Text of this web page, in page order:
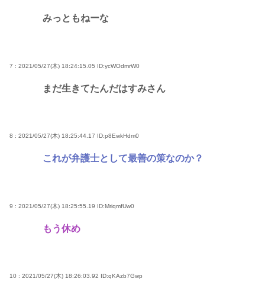
みっともねーな
7 : 2021/05/27(木) 18:24:15.05 ID:ycWOdmrW0
まだ生きてたんだはすみさん
8 : 2021/05/27(木) 18:25:44.17 ID:p8EwkHdm0
これが弁護士として最善の策なのか？
9 : 2021/05/27(木) 18:25:55.19 ID:MriqmfUw0
もう休め
10 : 2021/05/27(木) 18:26:03.92 ID:qKAzb7Gwp